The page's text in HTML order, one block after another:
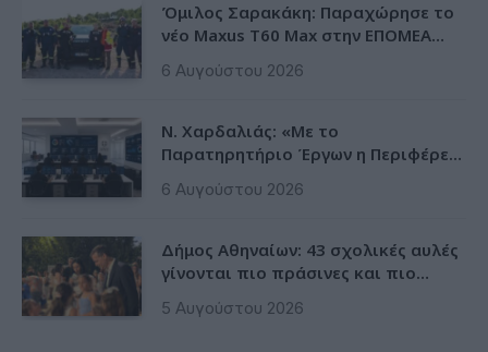
Όμιλος Σαρακάκη: Παραχώρησε το
νέο Maxus T60 Max στην ΕΠΟΜΕΑ
6 Αυγούστου 2026
Ν. Χαρδαλιάς: «Με το
Παρατηρητήριο Έργων η Περιφέρεια
ψηφιακό εργαλείο λογοδοσίας»
6 Αυγούστου 2026
Δήμος Αθηναίων: 43 σχολικές αυλές
γίνονται πιο πράσινες και πιο
5 Αυγούστου 2026